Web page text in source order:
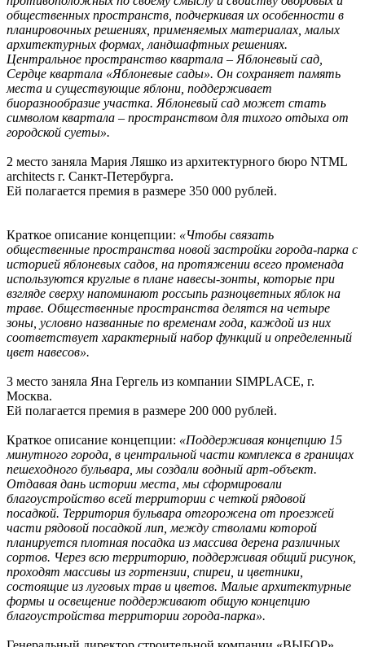
общественных пространств, подчеркивая их особенности в
планировочных решениях, применяемых материалах, малых
архитектурных формах, ландшафтных решениях.
Центральное пространство квартала – Яблоневый сад,
Сердце квартала «Яблоневые сады». Он сохраняет память
места и существующие яблони, поддерживает
биоразнообразие участка. Яблоневый сад может стать
символом квартала – пространством для тихого отдыха от
городской суеты».
2 место заняла Мария Ляшко из архитектурного бюро NTML
architects г. Санкт-Петербурга.
Ей полагается премия в размере 350 000 рублей.
Краткое описание концепции: «Чтобы связать
общественные пространства новой застройки города-парка с
историей яблоневых садов, на протяжении всего променада
используются круглые в плане навесы-зонты, которые при
взгляде сверху напоминают россыпь разноцветных яблок на
траве. Общественные пространства делятся на четыре
зоны, условно названные по временам года, каждой из них
соответствует характерный набор функций и определенный
цвет навесов».
3 место заняла Яна Гергель из компании SIMPLACE, г.
Москва.
Ей полагается премия в размере 200 000 рублей.
Краткое описание концепции: «Поддерживая концепцию 15
минутного города, в центральной части комплекса в границах
пешеходного бульвара, мы создали водный арт-объект.
Отдавая дань истории места, мы сформировали
благоустройство всей территории с четкой рядовой
посадкой. Территория бульвара отгорожена от проезжей
части рядовой посадкой лип, между стволами которой
планируется плотная посадка из массива дерена различных
сортов. Через всю территорию, поддерживая общий рисунок,
проходят массивы из гортензии, спиреи, и цветники,
состоящие из луговых трав и цветов. Малые архитектурные
формы и освещение поддерживают общую концепцию
благоустройства территории города-парка».